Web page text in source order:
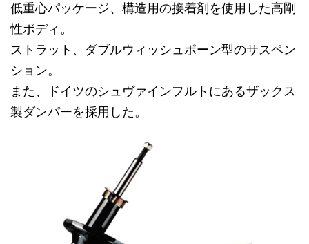
低重心パッケージ、構造用の接着剤を使用した高剛
性ボディ。
ストラット、ダブルウィッシュボーン型のサスペン
ション。
また、ドイツのシュヴァインフルトにあるザックス
製ダンパーを採用した。